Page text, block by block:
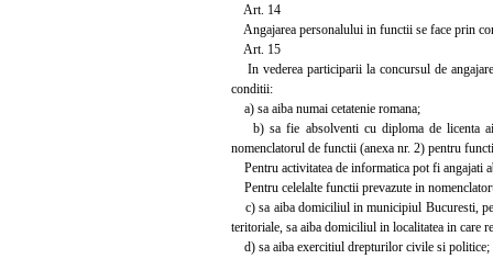
Art. 14
Angajarea personalului in functii se face prin
Art. 15
In vederea participarii la concursul de
conditii:
a) sa aiba numai cetatenie romana;
b) sa fie absolventi cu diploma de licenta ai
nomenclatorul de functii (anexa nr. 2) pentru
Pentru activitatea de informatica pot fi angajati
Pentru celelalte functii prevazute in
c) sa aiba domiciliul in municipiul Bucuresti,
teritoriale, sa aiba domiciliul in localitatea in care
d) sa aiba exercitiul drepturilor civile si politice;